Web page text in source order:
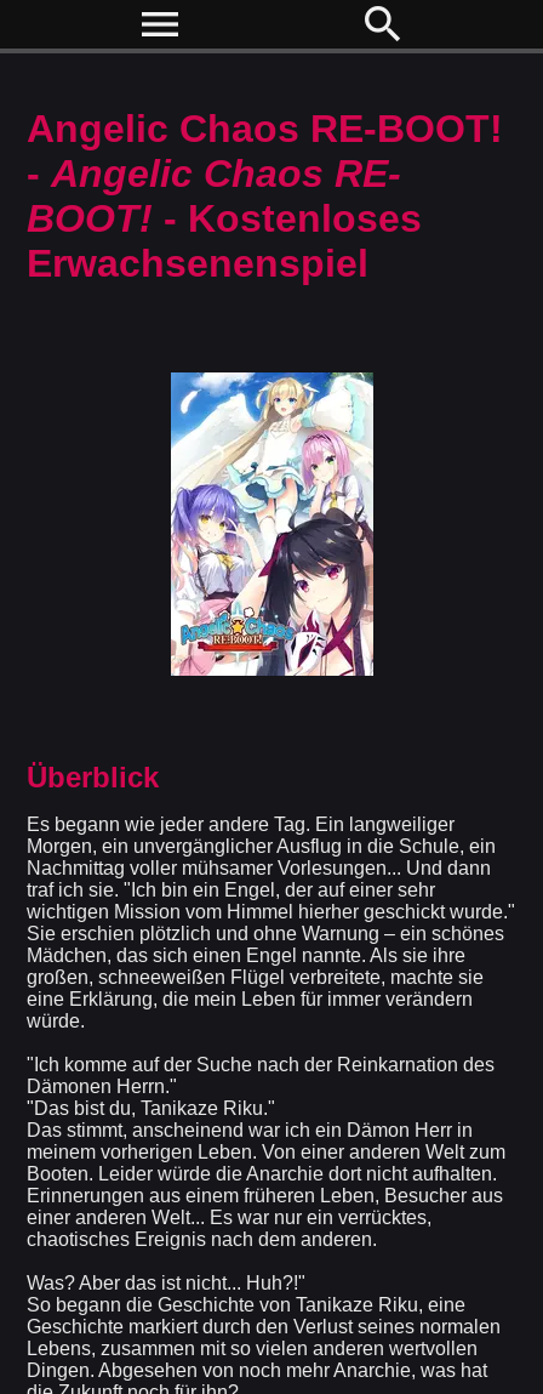
menu search
Angelic Chaos RE-BOOT!
-Angelic Chaos RE-
BOOT! - Kostenloses
Erwachsenenspiel
Überblick
Es begann wie jeder andere Tag. Ein langweiliger
Morgen, ein unvergänglicher Ausflug in die Schule, ein
Nachmittag voller mühsamer Vorlesungen... Und dann
traf ich sie. "Ich bin ein Engel, der auf einer sehr
wichtigen Mission vom Himmel hierher geschickt wurde."
Sie erschien plötzlich und ohne Warnung – ein schönes
Mädchen, das sich einen Engel nannte. Als sie ihre
großen, schneeweißen Flügel verbreitete, machte sie
eine Erklärung, die mein Leben für immer verändern
würde.
"Ich komme auf der Suche nach der Reinkarnation des
Dämonen Herrn."
"Das bist du, Tanikaze Riku."
Das stimmt, anscheinend war ich ein Dämon Herr in
meinem vorherigen Leben. Von einer anderen Welt zum
Booten. Leider würde die Anarchie dort nicht aufhalten.
Erinnerungen aus einem früheren Leben, Besucher aus
einer anderen Welt... Es war nur ein verrücktes,
chaotisches Ereignis nach dem anderen.
Was? Aber das ist nicht... Huh?!"
So begann die Geschichte von Tanikaze Riku, eine
Geschichte markiert durch den Verlust seines normalen
Lebens, zusammen mit so vielen anderen wertvollen
Dingen. Abgesehen von noch mehr Anarchie, was hat